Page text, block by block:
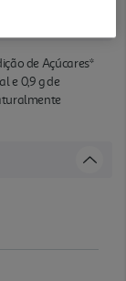
de Açúcares*
e 0,9 g de